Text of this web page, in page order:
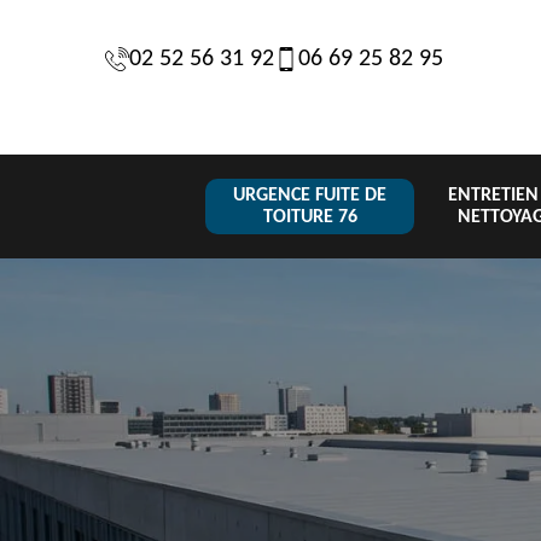
02 52 56 31 92 06 69 25 82 95
URGENCE FUITE DE
TOITURE 76
Réparation de
toiture 76
Urgence fuite
de toiture 76
de
tuile 76